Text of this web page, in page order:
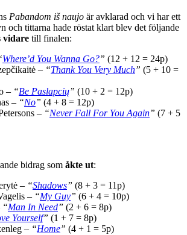
Pabandom iš naujo är avklarad och vi har ett
och tittarna hade röstat klart blev det följande
vidare till finalen:
Where’d You Wanna Go?” (12 + 12 = 24p)
– “Thank You Very Much” (5 + 10 =
– “Be Paslapcių” (10 + 2 = 12p)
– “No” (4 + 8 = 12p)
– “Never Fall For You Again” (7 + 5
bidrag som åkte ut:
– “Shadows” (8 + 3 = 11p)
– “My Guy” (6 + 4 = 10p)
“Man In Need” (2 + 6 = 8p)
Yourself” (1 + 7 = 8p)
– “Home” (4 + 1 = 5p)